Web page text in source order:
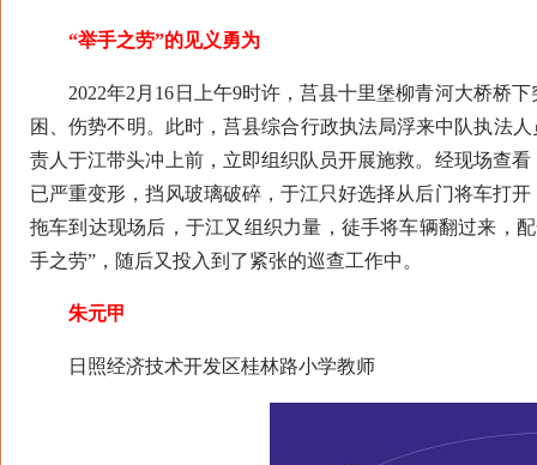
“举手之劳”的见义勇为
2022年2月16日上午9时许，莒县十里堡柳青河大桥桥下
困、伤势不明。此时，莒县综合行政执法局浮来中队执法
责人于江带头冲上前，立即组织队员开展施救。经现场查
已严重变形，挡风玻璃破碎，于江只好选择从后门将车打
拖车到达现场后，于江又组织力量，徒手将车辆翻过来，
手之劳”，随后又投入到了紧张的巡查工作中。
朱元甲
日照经济技术开发区桂林路小学教师